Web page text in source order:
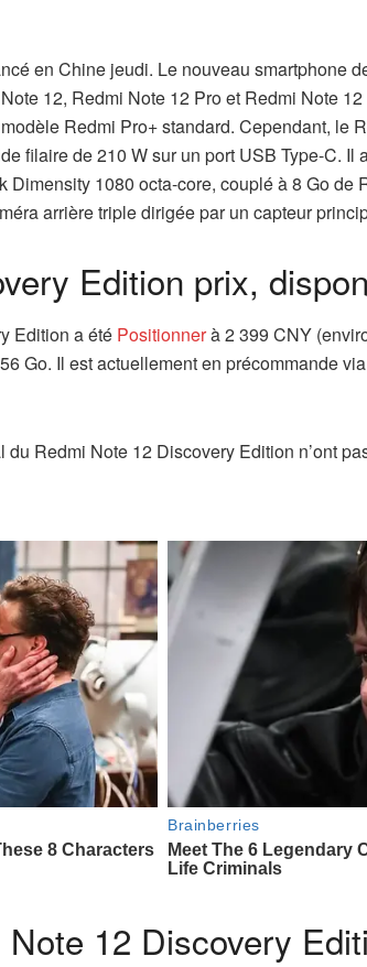
en Chine jeudi. Le nouveau smartphone
12, Redmi Note 12 Pro et Redmi Note
Redmi Pro+ standard. Cependant, le
filaire de 210 W sur un port USB Type-C. Il
Dimensity 1080 octa-core, couplé à 8 Go
arrière triple dirigée par un capteur
Edition prix,
Edition a été Positionnerà 2 399 CNY
Go. Il est actuellement en précommande
Redmi Note 12 Discovery Edition n’ont
12 Discovery